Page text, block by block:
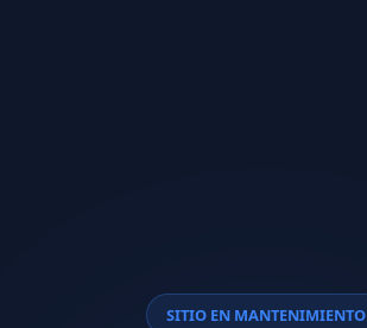
SITIO EN MANTENIMIENTO